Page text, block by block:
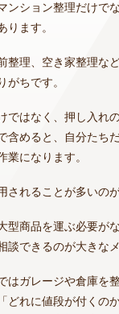
ンション整理だけで
ります。
整理、空き家整理な
がちです。
ではなく、押し入れ
含めると、自分たち
業になります。
されることが多いの
型商品を運ぶ必要が
談できるのが大きな
はガレージや倉庫を
どれに値段が付くの